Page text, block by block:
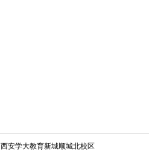
合性学校
西安学大教育新城顺城北校区